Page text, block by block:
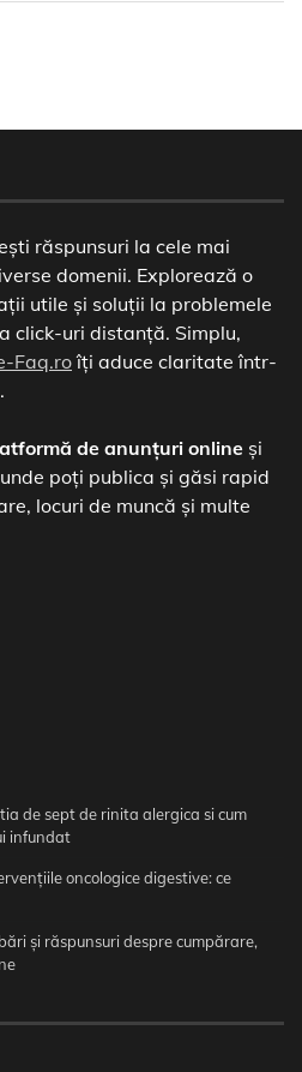
răspunsuri la cele mai
domenii. Explorează o
utile și soluții la problemele
click-uri distanță. Simplu,
Faq.roîți aduce claritate într-
de anunțuri online și
poți publica și găsi rapid
locuri de muncă și multe
de sept de rinita alergica si cum
infundat
oncologice digestive: ce
și răspunsuri despre cumpărare,